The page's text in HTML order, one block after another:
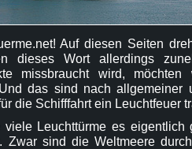
Auf diesen Seiten
dieses Wort allerdings
missbraucht wird,
das sind nach allgemeiner
die Schifffahrt ein Leuchtfeuer
Leuchttürme es eigentlich
sind die Weltmeere